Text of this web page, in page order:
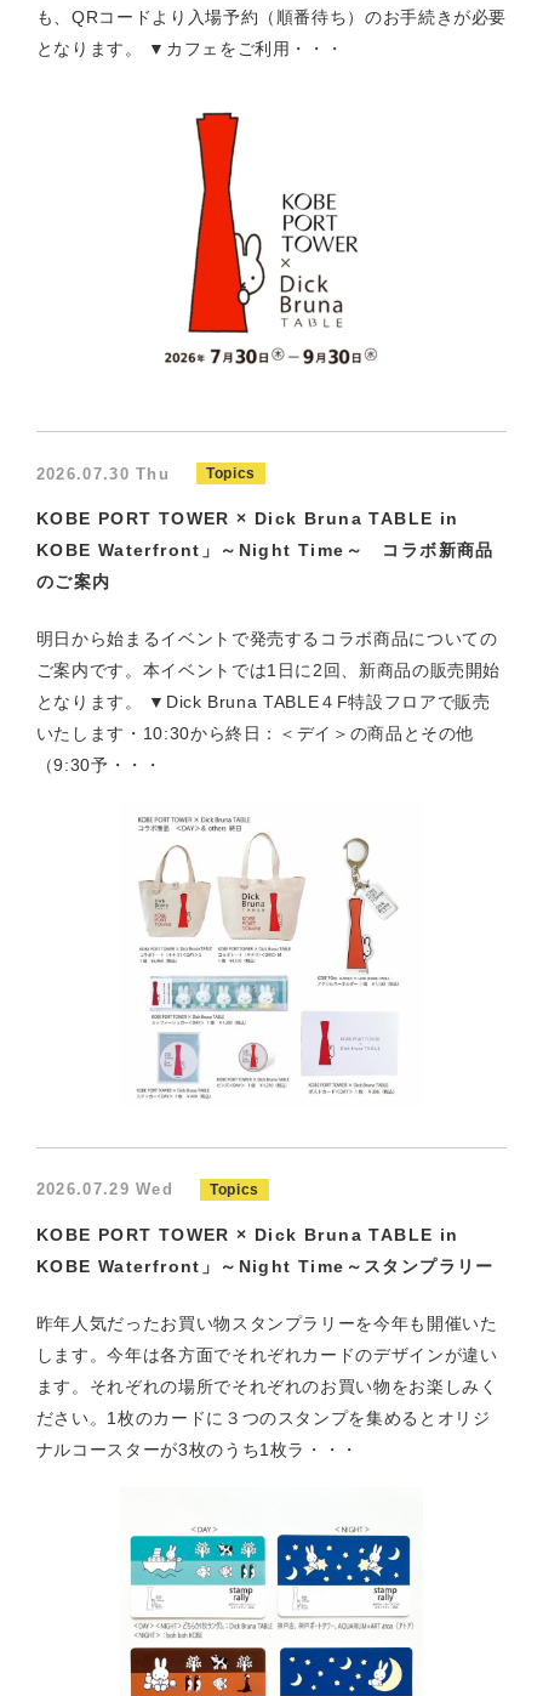
も、QRコードより入場予約（順番待ち）のお手続きが必要
となります。 ▼カフェをご利用・・・
2026.07.30 Thu Topics
KOBE PORT TOWER × Dick Bruna TABLE in
KOBE Waterfront」～Night Time～ コラボ新商品
のご案内
明日から始まるイベントで発売するコラボ商品についての
ご案内です。本イベントでは1日に2回、新商品の販売開始
となります。 ▼Dick Bruna TABLE４F特設フロアで販売
いたします・10:30から終日：＜デイ＞の商品とその他
（9:30予・・・
2026.07.29 Wed Topics
KOBE PORT TOWER × Dick Bruna TABLE in
KOBE Waterfront」～Night Time～スタンプラリー
昨年人気だったお買い物スタンプラリーを今年も開催いた
します。今年は各方面でそれぞれカードのデザインが違い
ます。それぞれの場所でそれぞれのお買い物をお楽しみく
ださい。1枚のカードに３つのスタンプを集めるとオリジ
ナルコースターが3枚のうち1枚ラ・・・